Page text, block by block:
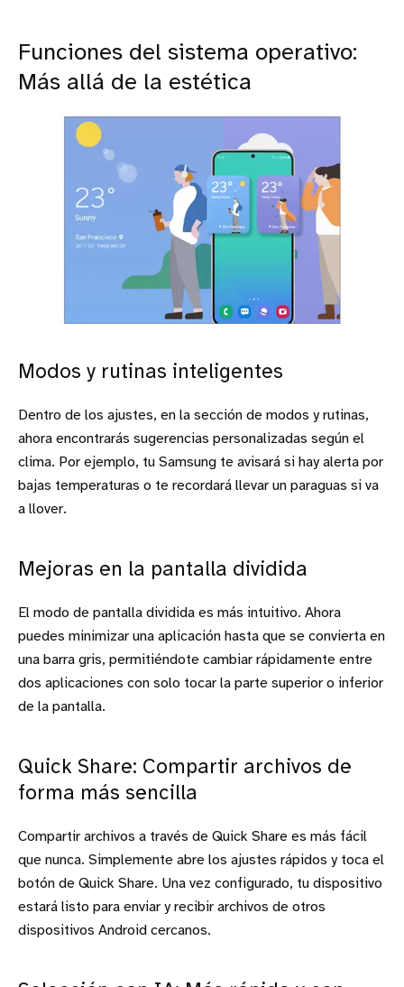
Funciones del sistema operativo:
Más allá de la estética
Modos y rutinas inteligentes
Dentro de los ajustes, en la sección de modos y rutinas,
ahora encontrarás sugerencias personalizadas según el
clima. Por ejemplo, tu Samsung te avisará si hay alerta por
bajas temperaturas o te recordará llevar un paraguas si va
a llover.
Mejoras en la pantalla dividida
El modo de pantalla dividida es más intuitivo. Ahora
puedes minimizar una aplicación hasta que se convierta en
una barra gris, permitiéndote cambiar rápidamente entre
dos aplicaciones con solo tocar la parte superior o inferior
de la pantalla.
Quick Share: Compartir archivos de
forma más sencilla
Compartir archivos a través de Quick Share es más fácil
que nunca. Simplemente abre los ajustes rápidos y toca el
botón de Quick Share. Una vez configurado, tu dispositivo
estará listo para enviar y recibir archivos de otros
dispositivos Android cercanos.